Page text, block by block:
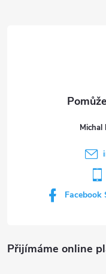
Přijímáme online
Michal
Facebook